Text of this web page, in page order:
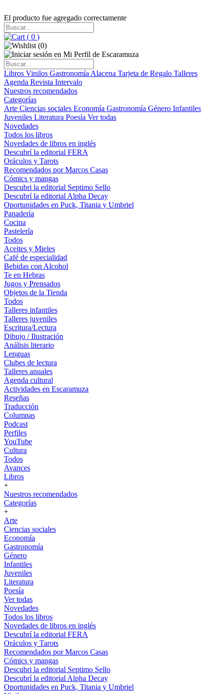
El producto fue agregado correctamente
( 0 )
(0)
Libros Vinilos Gastronomía Alacena Tarjeta de Regalo Talleres
Agenda Revista Intervalo
Nuestros recomendados
Categorías
Arte Ciencias sociales Economía Gastronomía Género Infantiles
Juveniles Literatura Poesía Ver todas
Novedades
Todos los libros
Novedades de libros en inglés
Descubrí la editorial FERA
Oráculos y Tarots
Recomendados por Marcos Casas
Cómics y mangas
Descubri la editorial Septimo Sello
Descubrí la editorial Alpha Decay
Oportunidades en Puck, Titania y Umbriel
Panadería
Cocina
Pastelería
Todos
Aceites y Mieles
Café de especialidad
Bebidas con Alcohol
Te en Hebras
Jugos y Prensados
Objetos de la Tienda
Todos
Talleres infantiles
Talleres juveniles
Escritura/Lectura
Dibujo / Ilustración
Análisis literario
Lenguas
Clubes de lectura
Talleres anuales
Agenda cultural
Actividades en Escaramuza
Reseñas
Traducción
Columnas
Podcast
Perfiles
YouTube
Cultura
Todos
Avances
Libros
+
Nuestros recomendados
Categorías
+
Arte
Ciencias sociales
Economía
Gastronomía
Género
Infantiles
Juveniles
Literatura
Poesía
Ver todas
Novedades
Todos los libros
Novedades de libros en inglés
Descubrí la editorial FERA
Oráculos y Tarots
Recomendados por Marcos Casas
Cómics y mangas
Descubri la editorial Septimo Sello
Descubrí la editorial Alpha Decay
Oportunidades en Puck, Titania y Umbriel